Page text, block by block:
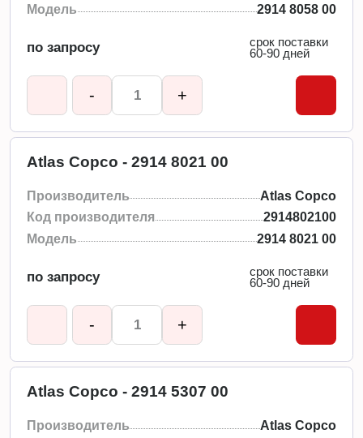
Модель
2914 8058 00
по запросу
срок поставки
60-90 дней
- +
Atlas Copco - 2914 8021 00
Производитель
Atlas Copco
Код производителя
2914802100
Модель
2914 8021 00
по запросу
срок поставки
60-90 дней
- +
Atlas Copco - 2914 5307 00
Производитель
Atlas Copco